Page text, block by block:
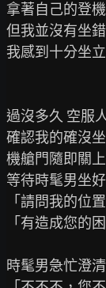
拿著自己的登
但我並沒有坐
我感到十分坐
過沒多久 空服
確認我的確沒
機艙門隨即關
等待時髦男坐
「請問我的位
「有造成您的
時髦男急忙澄清